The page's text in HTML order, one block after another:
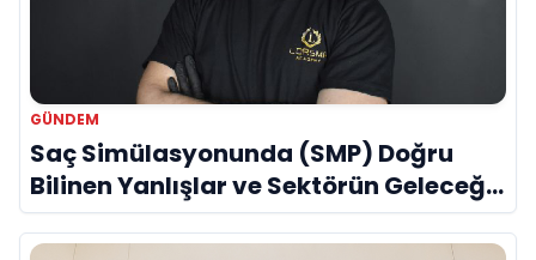
GÜNDEM
Saç Simülasyonunda (SMP) Doğru
Bilinen Yanlışlar ve Sektörün Geleceği:
Onur Akdeniz ile Özel Röportaj